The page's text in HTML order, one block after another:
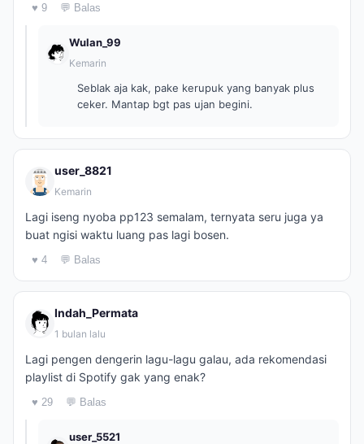
♥ 9 💬 Balas
Wulan_99
Kemarin
Seblak aja kak, pake kerupuk yang banyak plus
ceker. Mantap bgt pas ujan begini.
user_8821
Kemarin
Lagi iseng nyoba pp123 semalam, ternyata seru juga ya
buat ngisi waktu luang pas lagi bosen.
♥ 4 💬 Balas
Indah_Permata
1 bulan lalu
Lagi pengen dengerin lagu-lagu galau, ada rekomendasi
playlist di Spotify gak yang enak?
♥ 29 💬 Balas
user_5521